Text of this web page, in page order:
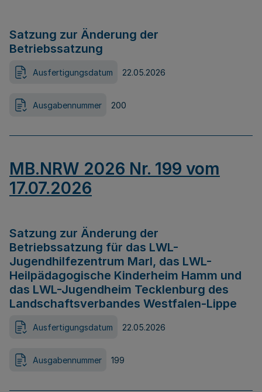
Satzung zur Änderung der
Betriebssatzung
Ausfertigungsdatum 22.05.2026
Ausgabennummer 200
MB.NRW 2026 Nr. 199 vom
17.07.2026
Satzung zur Änderung der
Betriebssatzung für das LWL-
Jugendhilfezentrum Marl, das LWL-
Heilpädagogische Kinderheim Hamm und
das LWL-Jugendheim Tecklenburg des
Landschaftsverbandes Westfalen-Lippe
Ausfertigungsdatum 22.05.2026
Ausgabennummer 199